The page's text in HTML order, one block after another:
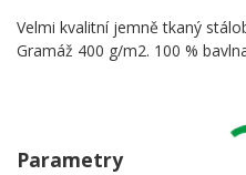
Velmi kvalitní jemně tkaný
Gramáž 400 g/m2. 100 %
Parametry